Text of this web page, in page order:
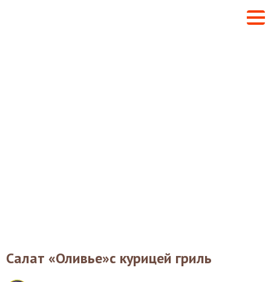
Салат «Оливье»с курицей гриль